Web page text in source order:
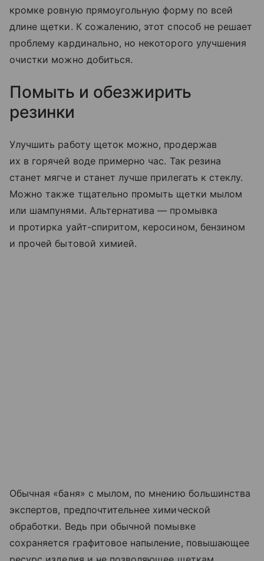
кромке ровную прямоугольную форму по всей
длине щетки. К сожалению, этот способ не решает
проблему кардинально, но некоторого улучшения
очистки можно добиться.
Помыть и обезжирить
резинки
Улучшить работу щеток можно, продержав
их в горячей воде примерно час. Так резина
станет мягче и станет лучше прилегать к стеклу.
Можно также тщательно промыть щетки мылом
или шампунями. Альтернатива — промывка
и протирка уайт-спиритом, керосином, бензином
и прочей бытовой химией.
Обычная «баня» с мылом, по мнению большинства
экспертов, предпочтительнее химической
обработки. Ведь при обычной помывке
сохраняется графитовое напыление, повышающее